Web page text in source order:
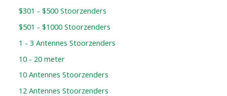
$301 - $500 Stoorzenders
$501 - $1000 Stoorzenders
1 - 3 Antennes Stoorzenders
10 - 20 meter
10 Antennes Stoorzenders
12 Antennes Stoorzenders